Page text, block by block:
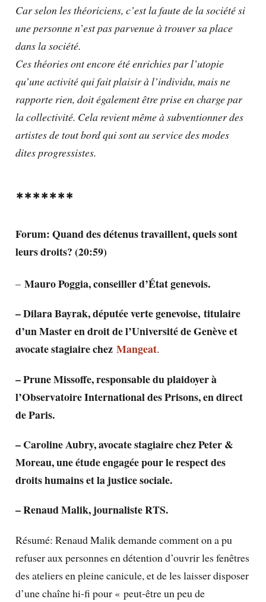
Car selon les théoriciens, c’est la faute de la société si
une personne n’est pas parvenue à trouver sa place
dans la société.
Ces théories ont encore été enrichies par l’utopie
qu’une activité qui fait plaisir à l’individu, mais ne
rapporte rien, doit également être prise en charge par
la collectivité. Cela revient même à subventionner des
artistes de tout bord qui sont au service des modes
dites progressistes.
*******
Forum: Quand des détenus travaillent, quels sont
leurs droits? (20:59)
– Mauro Poggia, conseiller d’État genevois.
– Dilara Bayrak, députée verte genevoise, titulaire
d’un Master en droit de l’Université de Genève et
avocate stagiaire chez Mangeat.
– Prune Missoffe, responsable du plaidoyer à
l’Observatoire International des Prisons, en direct
de Paris.
– Caroline Aubry, avocate stagiaire chez Peter &
Moreau, une étude engagée pour le respect des
droits humains et la justice sociale.
– Renaud Malik, journaliste RTS.
Résumé: Renaud Malik demande comment on a pu
refuser aux personnes en détention d’ouvrir les fenêtres
des ateliers en pleine canicule, et de les laisser disposer
d’une chaîne hi-fi pour « peut-être un peu de